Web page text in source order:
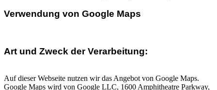
Verwendung von Google Maps
Art und Zweck der Verarbeitung:
Auf dieser Webseite nutzen wir das Angebot von Google Maps.
Google Maps wird von Google LLC, 1600 Amphitheatre Parkway,